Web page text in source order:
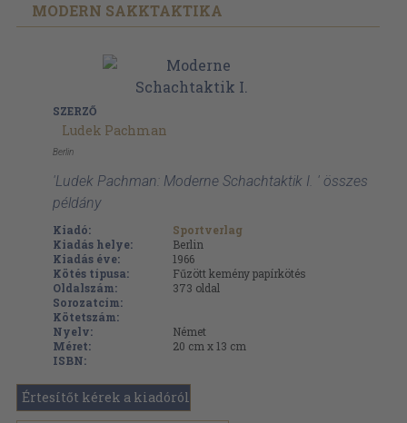
MODERN SAKKTAKTIKA
SZERZŐ
Ludek Pachman
Berlin
'Ludek Pachman: Moderne Schachtaktik I. ' összes
példány
Kiadó:
Sportverlag
Kiadás helye:
Berlin
Kiadás éve:
1966
Kötés típusa:
Fűzött kemény papírkötés
Oldalszám:
373 oldal
Sorozatcím:
Kötetszám:
Nyelv:
Német
Méret:
20 cm x 13 cm
ISBN:
Értesítőt kérek a kiadóról